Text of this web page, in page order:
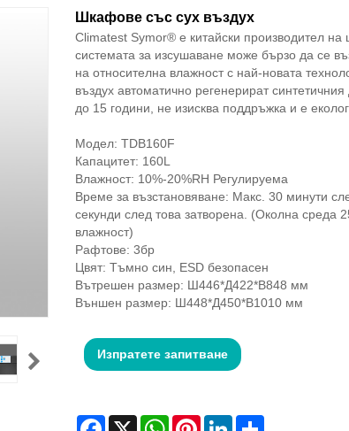
Шкафове със сух въздух
Climatest Symor® е китайски производител на
системата за изсушаване може бързо да се
на относителна влажност с най-новата
въздух автоматично регенерират
до 15 години, не изисква поддръжка и е
Модел: TDB160F
Капацитет: 160L
Влажност: 10%-20%RH Регулируема
Време за възстановяване: Макс. 30 минути
секунди след това затворена. (Околна среда
влажност)
Рафтове: 3бр
Цвят: Тъмно син, ESD безопасен
Вътрешен размер: Ш446*Д422*В848 мм
Външен размер: Ш448*Д450*В1010 мм
Изпратете запитване
Facebook
X WhatsAppPinterestLinkedInShare